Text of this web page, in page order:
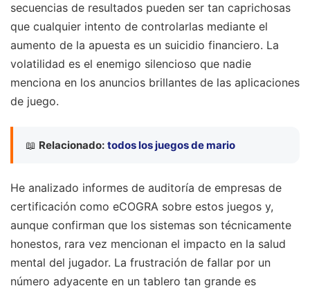
secuencias de resultados pueden ser tan caprichosas
que cualquier intento de controlarlas mediante el
aumento de la apuesta es un suicidio financiero. La
volatilidad es el enemigo silencioso que nadie
menciona en los anuncios brillantes de las aplicaciones
de juego.
📖 Relacionado: todos los juegos de mario
He analizado informes de auditoría de empresas de
certificación como eCOGRA sobre estos juegos y,
aunque confirman que los sistemas son técnicamente
honestos, rara vez mencionan el impacto en la salud
mental del jugador. La frustración de fallar por un
número adyacente en un tablero tan grande es